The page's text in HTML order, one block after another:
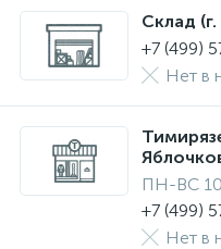
Склад
+7 (499)
Нет в
ПН-ВС
+7 (499)
Нет в